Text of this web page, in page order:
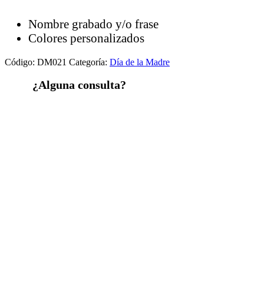
Nombre grabado y/o frase
Colores personalizados
Código: DM021 Categoría: Día de la Madre
¿Alguna consulta?